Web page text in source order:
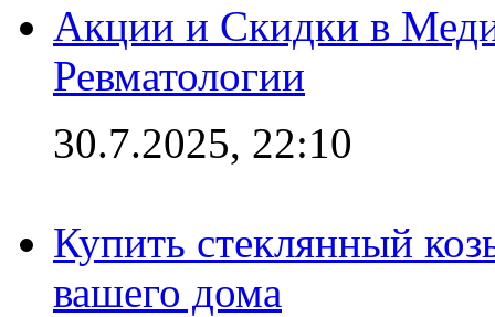
Акции и Скидки в
Ревматологии
30.7.2025, 22:10
Купить стеклянный
вашего дома